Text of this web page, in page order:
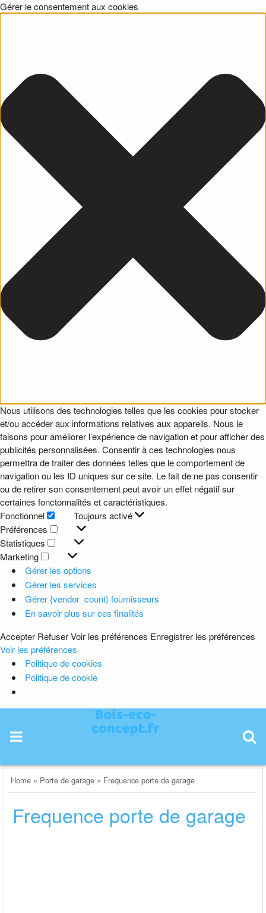
Gérer le consentement aux cookies
Nous utilisons des technologies telles que les cookies pour stocker
et/ou accéder aux informations relatives aux appareils. Nous le
faisons pour améliorer l’expérience de navigation et pour afficher des
publicités personnalisées. Consentir à ces technologies nous
permettra de traiter des données telles que le comportement de
navigation ou les ID uniques sur ce site. Le fait de ne pas consentir
ou de retirer son consentement peut avoir un effet négatif sur
certaines fonctonnalités et caractéristiques.
Fonctionnel
Fonctionnel
Toujours activé
Préférences
Préférences
Statistiques
Statistiques
Marketing
Marketing
Gérer les options
Gérer les services
Gérer {vendor_count} fournisseurs
En savoir plus sur ces finalités
Accepter RefuserVoir les préférences Enregistrer les préférences
Voir les préférences
Politique de cookies
Politique de cookie
content
Home » Porte de garage » Frequence porte de garage
Frequence porte de garage